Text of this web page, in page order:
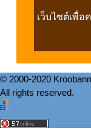
เว็บไซต์เพื่
© 2000-2020
All rights reserved.